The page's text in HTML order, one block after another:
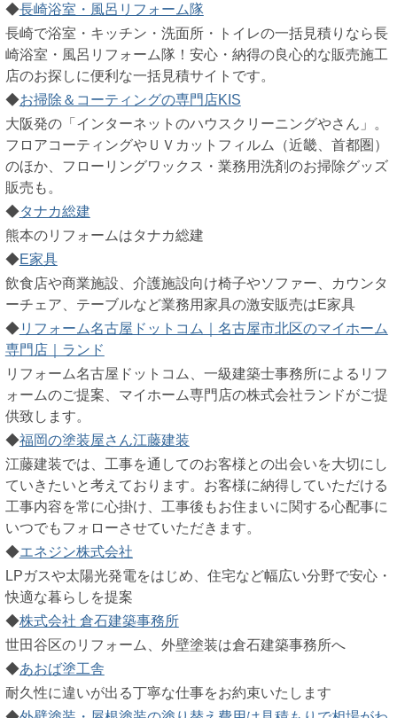
◆長崎浴室・風呂リフォーム隊
長崎で浴室・キッチン・洗面所・トイレの一括見積りなら長
崎浴室・風呂リフォーム隊！安心・納得の良心的な販売施工
店のお探しに便利な一括見積サイトです。
◆お掃除＆コーティングの専門店KIS
大阪発の「インターネットのハウスクリーニングやさん」。
フロアコーティングやＵＶカットフィルム（近畿、首都圏）
のほか、フローリングワックス・業務用洗剤のお掃除グッズ
販売も。
◆タナカ総建
熊本のリフォームはタナカ総建
◆E家具
飲食店や商業施設、介護施設向け椅子やソファー、カウンタ
ーチェア、テーブルなど業務用家具の激安販売はE家具
◆リフォーム名古屋ドットコム｜名古屋市北区のマイホーム
専門店｜ランド
リフォーム名古屋ドットコム、一級建築士事務所によるリフ
ォームのご提案、マイホーム専門店の株式会社ランドがご提
供致します。
◆福岡の塗装屋さん江藤建装
江藤建装では、工事を通してのお客様との出会いを大切にし
ていきたいと考えております。お客様に納得していただける
工事内容を常に心掛け、工事後もお住まいに関する心配事に
いつでもフォローさせていただきます。
◆エネジン株式会社
LPガスや太陽光発電をはじめ、住宅など幅広い分野で安心・
快適な暮らしを提案
◆株式会社 倉石建築事務所
世田谷区のリフォーム、外壁塗装は倉石建築事務所へ
◆あおば塗工舎
耐久性に違いが出る丁寧な仕事をお約束いたします